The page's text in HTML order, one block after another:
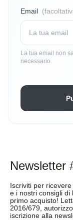
Email
La tua email non
necessario.
Newsletter
Iscriviti per
e i nostri consigli di
primo acquisto!
2016/679,
iscrizione alla